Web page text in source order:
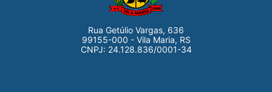
Rua Getúlio Vargas, 636
99155-000 - Vila Maria, RS
CNPJ: 24.128.836/0001-34